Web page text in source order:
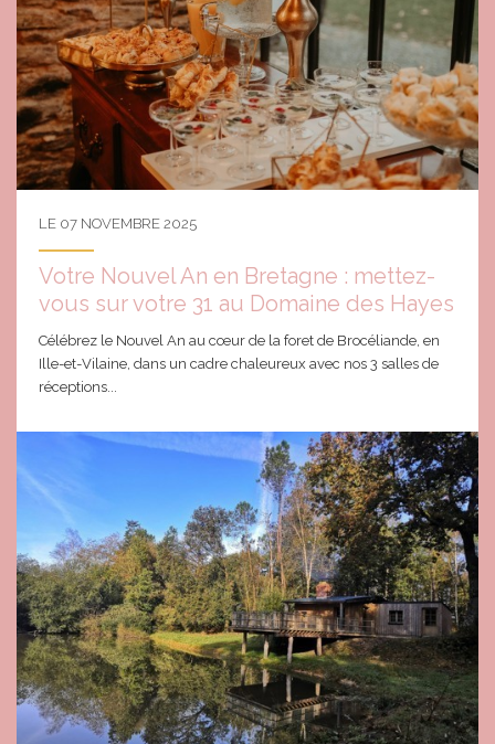
LE 07 NOVEMBRE 2025
Votre Nouvel An en Bretagne : mettez-
vous sur votre 31 au Domaine des Hayes
Célébrez le Nouvel An au cœur de la foret de Brocéliande, en
Ille-et-Vilaine, dans un cadre chaleureux avec nos 3 salles de
réceptions...